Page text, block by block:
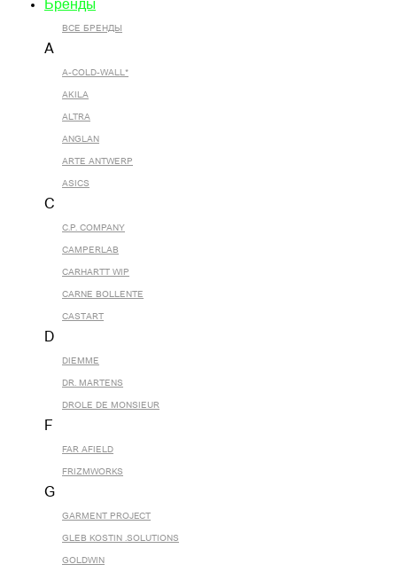
Бренды
ВСЕ БРЕНДЫ
A
A-COLD-WALL*
AKILA
ALTRA
ANGLAN
ARTE ANTWERP
ASICS
C
C.P. COMPANY
CAMPERLAB
CARHARTT WIP
CARNE BOLLENTE
CASTART
D
DIEMME
DR. MARTENS
DROLE DE MONSIEUR
F
FAR AFIELD
FRIZMWORKS
G
GARMENT PROJECT
GLEB KOSTIN .SOLUTIONS
GOLDWIN